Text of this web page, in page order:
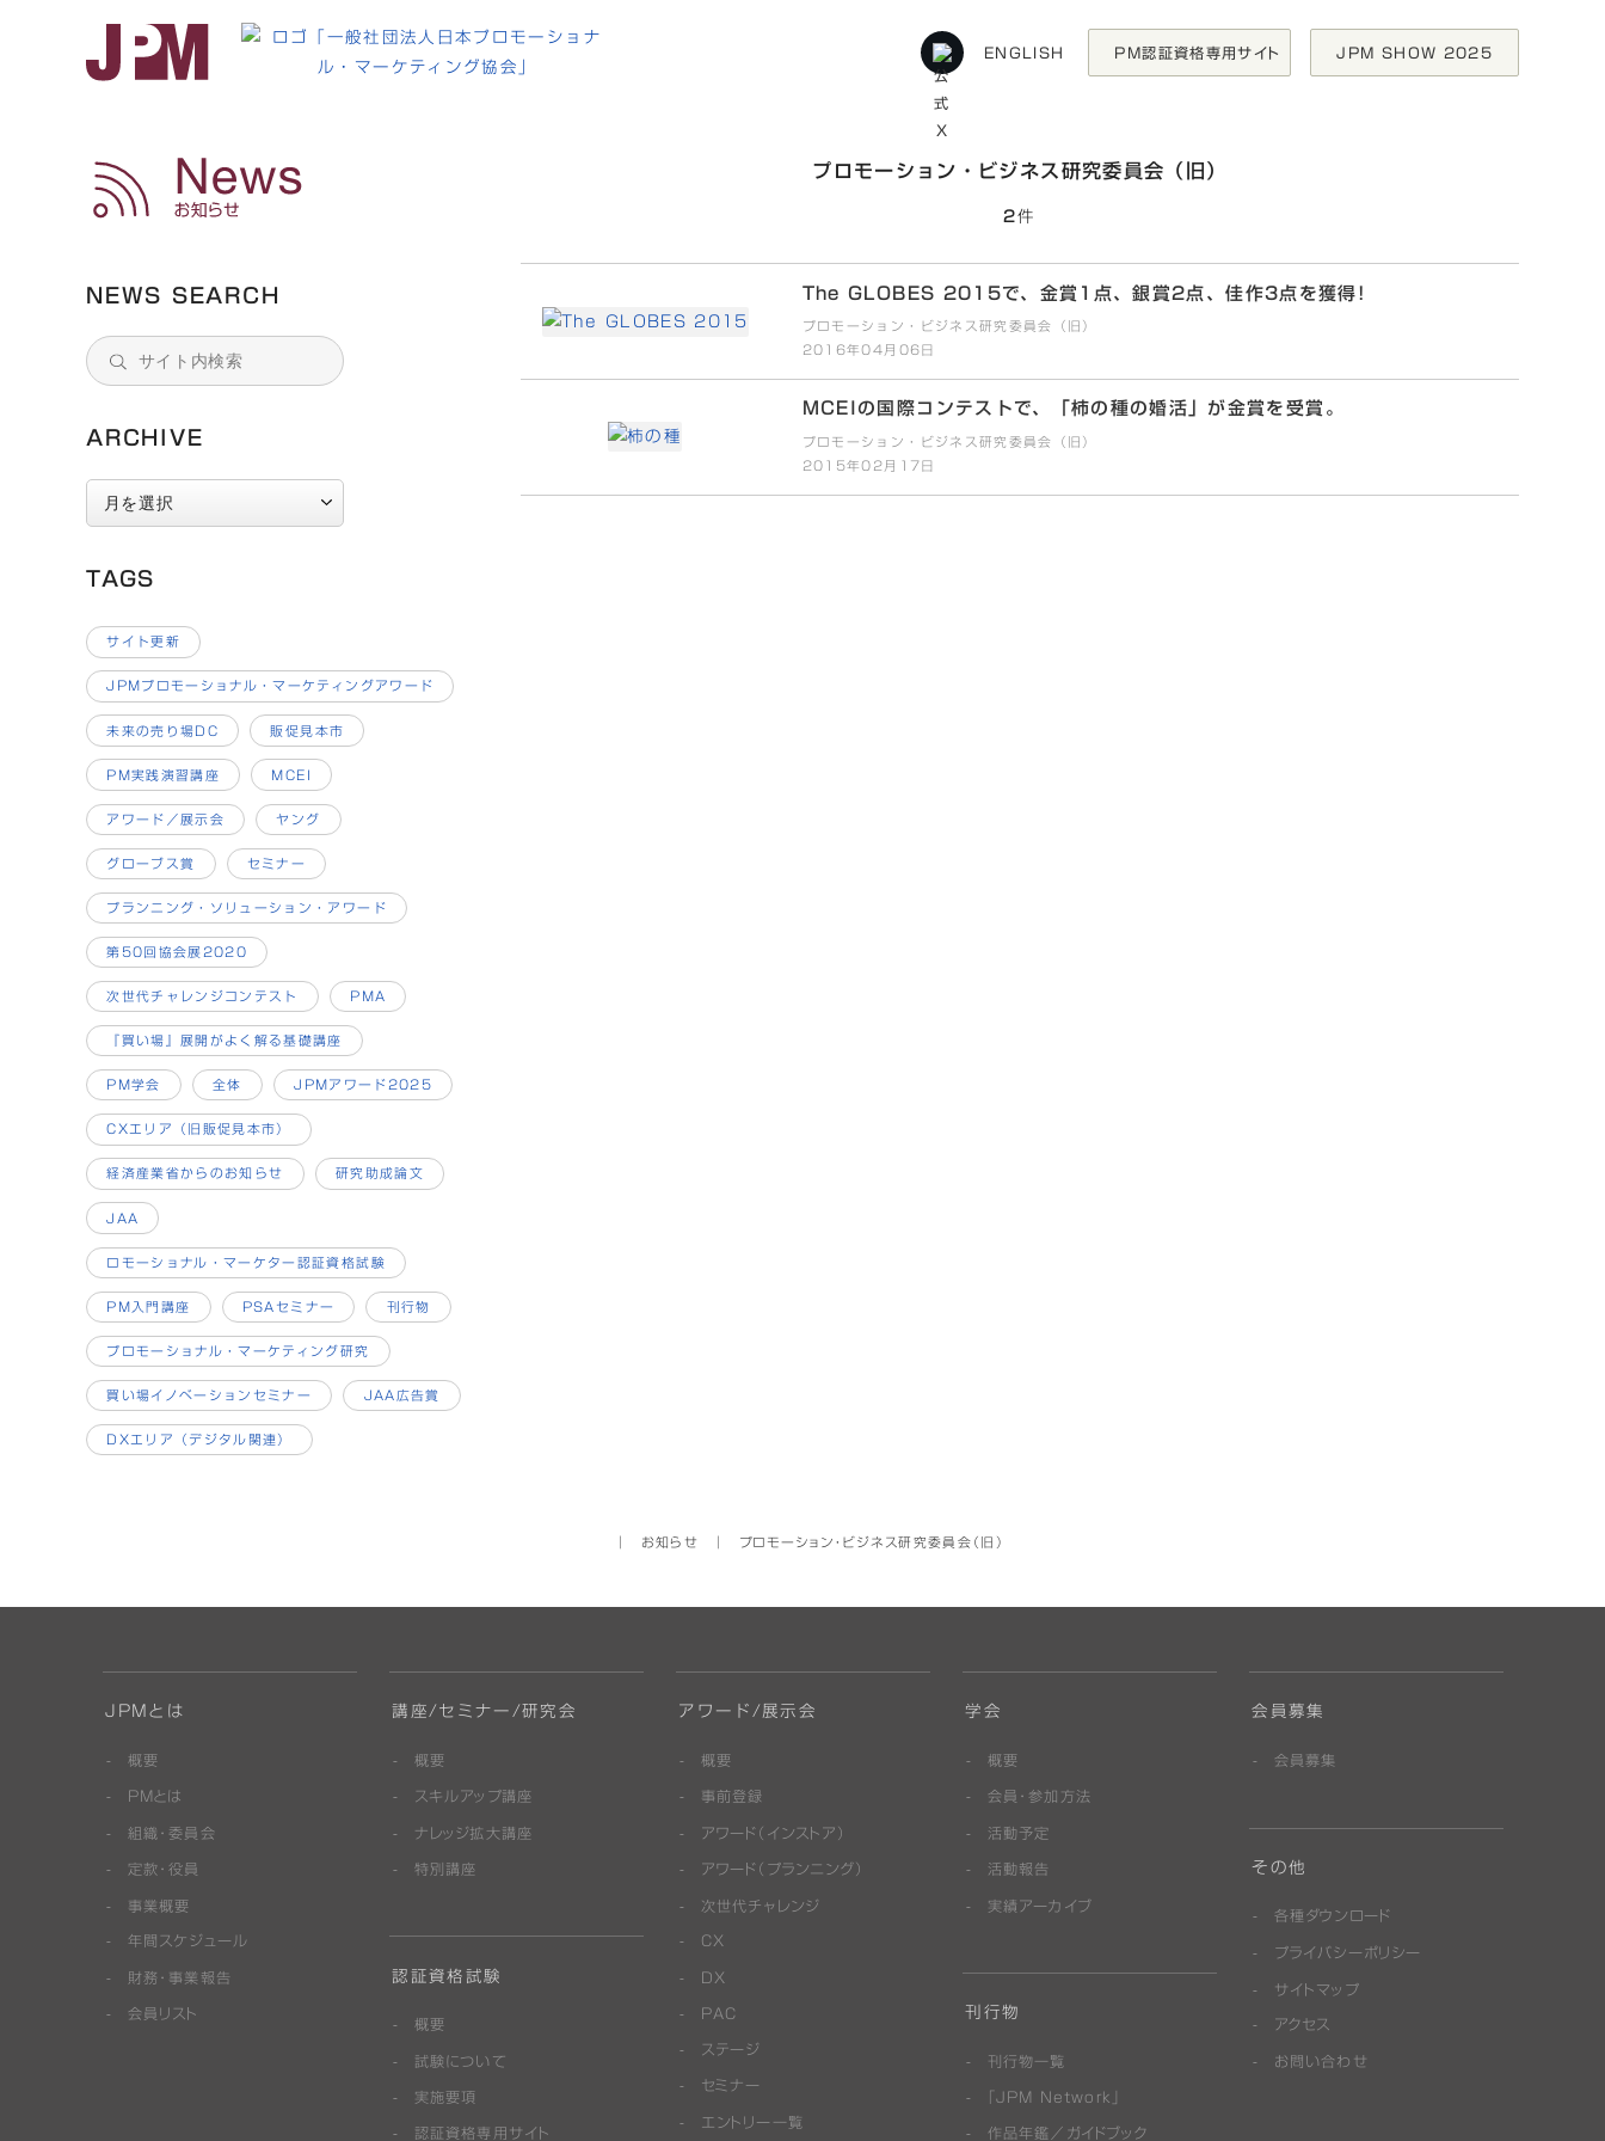
ENGLISH PM認証資格専用サイト JPM SHOW 2025
プロモーション・ビジネス研究委員会（旧）
2件
The GLOBES 2015で、金賞1点、銀賞2点、佳作3点を獲得!
プロモーション・ビジネス研究委員会（旧）
2016年04月06日
MCEIの国際コンテストで、「柿の種の婚活」が金賞を受賞。
プロモーション・ビジネス研究委員会（旧）
2015年02月17日
MCEIの国際コンテストで、「柿の種の婚活」が金賞を受賞。
NEWS SEARCH
ARCHIVE
ARCHIVE
TAGS
サイト更新
JPMプロモーショナル・マーケティングアワード
未来の売り場DC 販促見本市
PM実践演習講座 MCEI
アワード／展示会 ヤング
グローブス賞 セミナー
プランニング・ソリューション・アワード
第50回協会展2020
次世代チャレンジコンテスト PMA
『買い場』展開がよく解る基礎講座
PM学会 全体 JPMアワード2025
CXエリア（旧販促見本市）
経済産業省からのお知らせ 研究助成論文
JAA
ロモーショナル・マーケター認証資格試験
PM入門講座 PSAセミナー 刊行物
プロモーショナル・マーケティング研究
買い場イノベーションセミナー JAA広告賞
DXエリア（デジタル関連）
お知らせ プロモーション・ビジネス研究委員会（旧）
JPMとは
概要
PMとは
組織・委員会
定款・役員
事業概要
年間スケジュール
財務・事業報告
会員リスト
講座/セミナー/研究会
概要
スキルアップ講座
ナレッジ拡大講座
特別講座
認証資格試験
概要
試験について
実施要項
認証資格専用サイト
アワード/展示会
概要
事前登録
アワード（インストア）
アワード（プランニング）
次世代チャレンジ
CX
DX
PAC
ステージ
セミナー
エントリー一覧
学会
概要
会員・参加方法
活動予定
活動報告
実績アーカイブ
刊行物
刊行物一覧
「JPM Network」
作品年鑑／ガイドブック
会員募集
会員募集
その他
各種ダウンロード
プライバシーポリシー
サイトマップ
アクセス
お問い合わせ